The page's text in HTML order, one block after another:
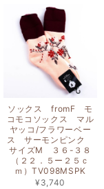
ソックス fromF モ
コモコソックス マル
ヤッコ/フラワーベー
ス サーモンピンク
サイズM ３６-３８
（２２．５ー２５ｃ
ｍ）TV098MSPK
¥3,740